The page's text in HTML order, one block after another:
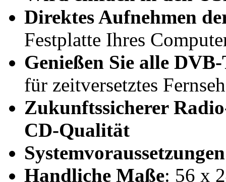
Direktes Aufnehmen
Festplatte Ihres
Genießen Sie alle
für zeitversetztes
Zukunftssicherer
CD-Qualität
Handliche Maße: 56 x